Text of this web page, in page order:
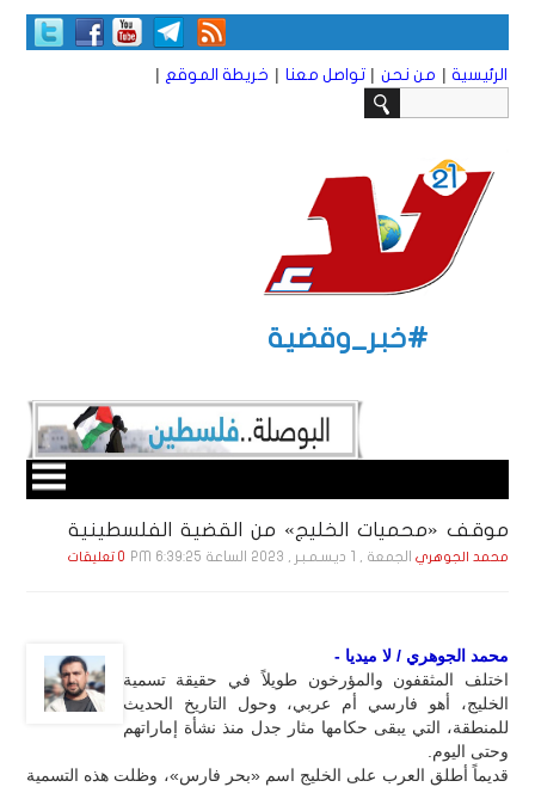
الرئيسية | من نحن | تواصل معنا | خريطة الموقع |
#خبر_وقضية
موقف «محميات الخليج» من القضية الفلسطينية
محمد الجوهري الجمعة , 1 ديـسـمـبـر , 2023 الساعة 6:39:25 PM 0 تعليقات
محمد الجوهري / لا ميديا -
اختلف المثقفون والمؤرخون طويلاً في حقيقة تسمية
الخليج، أهو فارسي أم عربي، وحول التاريخ الحديث
للمنطقة، التي يبقى حكامها مثار جدل منذ نشأة إماراتهم
وحتى اليوم.
قديماً أطلق العرب على الخليج اسم «بحر فارس»، وظلت هذه التسمية